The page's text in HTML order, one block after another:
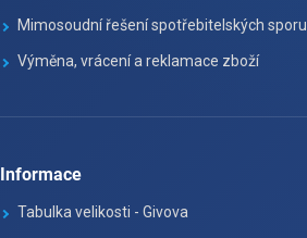
Mimosoudní řešení spotřebitelských sporu
Výměna, vrácení a reklamace zboží
Informace
Tabulka velikosti - Givova